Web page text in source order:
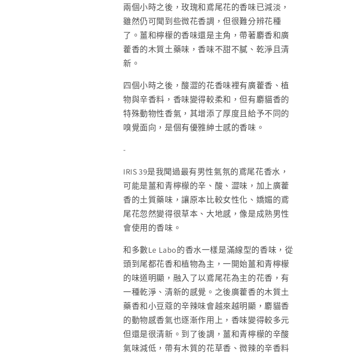
兩個小時之後，玫瑰和鳶尾花的香味已減淡，
雖然仍可聞到些微花香調，但很難分辨花種
了。薑和檸檬的香味還是主角，帶著麝香和廣
藿香的木質土藥味，香味不甜不膩、乾淨且清
新。
四個小時之後，酸澀的花香味裡有廣藿香、植
物與辛香料，香味變得較柔和，但有麝貓香的
特殊動物性香氣，其增添了厚度且給予不同的
嗅覺面向，是個有優雅紳士感的香味。
-
IRIS 39是我聞過最有男性氣氛的鳶尾花香水，
可能是薑和青檸檬的辛、酸、澀味，加上廣藿
香的土質藥味，讓原本比較女性化、嬌媚的鳶
尾花忽然變得很草本、大地感，像是成熟男性
會使用的香味。
和多數Le Labo的香水一樣是滿線型的香味，從
頭到尾都花香和植物為主，一開始薑和青檸檬
的味道明顯，融入了以鳶尾花為主的花香，有
一種乾淨、清新的感覺。之後廣藿香的木質土
藥香和小豆蔻的辛辣味會越來越明顯，麝貓香
的動物感香氣也逐漸作用上，香味變得較多元
但還是很清新。到了後調，薑和青檸檬的辛酸
氣味減低，帶有木質的花草香、微辣的辛香料